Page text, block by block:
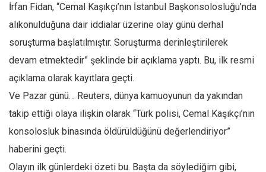
İrfan Fidan, “Cemal Kaşıkçı’nın İstanbul Başkonsolosluğu’nda
alıkonulduğuna dair iddialar üzerine olay günü derhal
soruşturma başlatılmıştır. Soruşturma derinleştirilerek
devam etmektedir” şeklinde bir açıklama yaptı. Bu, ilk resmi
açıklama olarak kayıtlara geçti.
Ve Pazar günü… Reuters, dünya kamuoyunun da yakından
takip ettiği olaya ilişkin olarak “Türk polisi, Cemal Kaşıkçı’nın
konsolosluk binasında öldürüldüğünü değerlendiriyor”
haberini geçti.
Olayın ilk günlerdeki özeti bu. Başta da söylediğim gibi,